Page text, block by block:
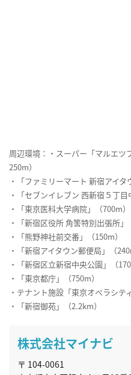
周辺環境：・スーパー「マルエツ
250m）
・「ファミリーマート 新宿アイタ
・「セブンイレブン 西新宿５丁目
・「東京医科大学病院」（700m）
・「新宿区役所 角筈特別出張所」
・「熊野神社前交番」（150m）
・「新宿アイタウン郵便局」（240
・「新宿区立新宿中央公園」（
・「東京都庁」（750m）
・テナント施設「東京オペラシテ
・「新宿御苑」（2.2km）
株式会社マイナビ
〒 104-0061